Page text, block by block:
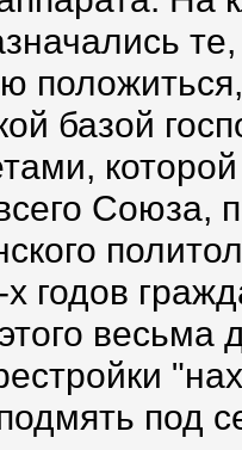
базой
Союза,
годов
весьма
под